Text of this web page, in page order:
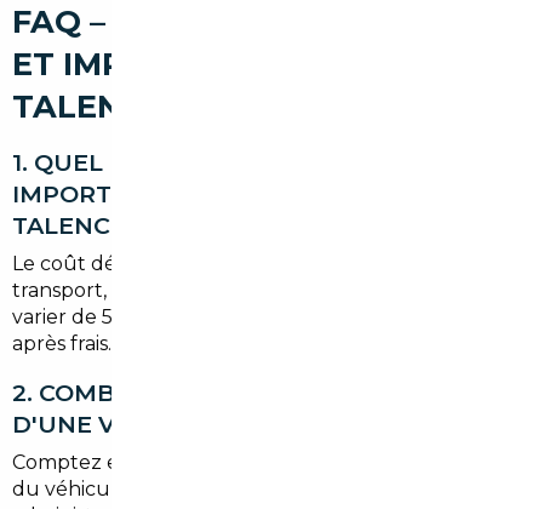
FAQ – COURTIER AUTOMOBILE
ET IMPORT DE VOITURE À
TALENCE
1. QUEL EST LE COÛT MOYEN D'UN
IMPORT DEPUIS L'ALLEMAGNE VERS
TALENCE ?
Le coût dépend du véhicule et des formalités (TVA,
transport, conformité). En général, l'économie peut
varier de 5 à 20 % par rapport au marché français
après frais.
2. COMBIEN DE TEMPS PREND L'IMPORT
D'UNE VOITURE JUSQU'À TALENCE ?
Comptez entre 3 et 8 semaines selon la disponibilité
du véhicule, les contrôles et les démarches